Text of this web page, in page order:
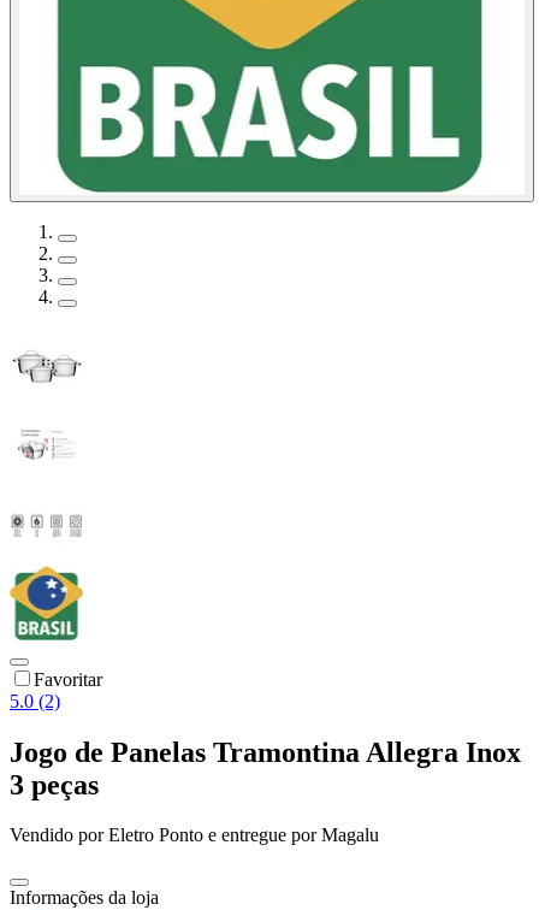
Favoritar
5.0 (2)
Jogo de Panelas Tramontina Allegra Inox
3 peças
Vendido porEletro Ponto e entregue por Magalu
Informações da loja